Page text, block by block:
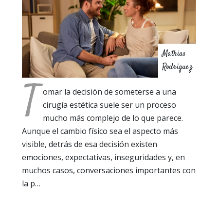
Mathias
Rodriguez
T omar la decisión de someterse a una
cirugía estética suele ser un proceso
mucho más complejo de lo que parece.
Aunque el cambio físico sea el aspecto más
visible, detrás de esa decisión existen
emociones, expectativas, inseguridades y, en
muchos casos, conversaciones importantes con
la p…